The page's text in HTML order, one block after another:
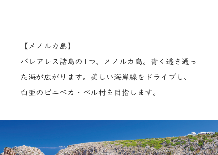
【メノルカ島】
バレアレス諸島の1つ、メノルカ島。青く透き通っ
た海が広がります。美しい海岸線をドライブし、
白亜のビニベカ・ベル村を目指します。